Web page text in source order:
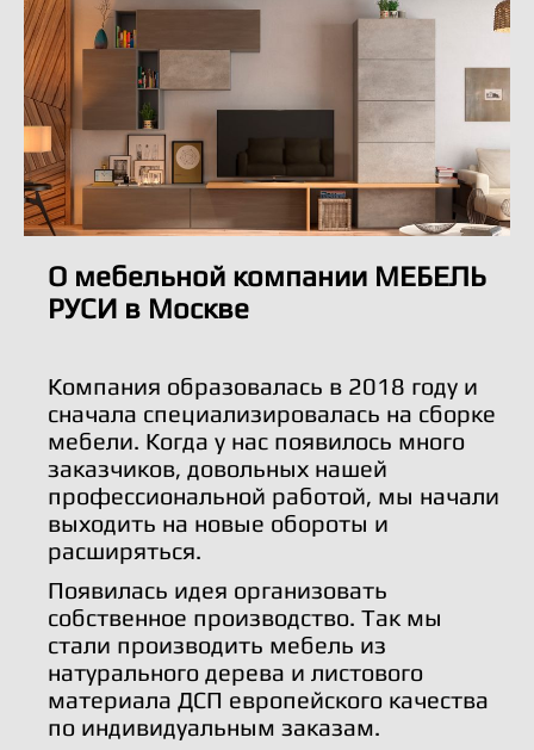
О мебельной компании МЕБЕЛЬ
РУСИ в Москве
Компания образовалась в 2018 году и
сначала специализировалась на сборке
мебели. Когда у нас появилось много
заказчиков, довольных нашей
профессиональной работой, мы начали
выходить на новые обороты и
расширяться.
Появилась идея организовать
собственное производство. Так мы
стали производить мебель из
натурального дерева и листового
материала ДСП европейского качества
по индивидуальным заказам.